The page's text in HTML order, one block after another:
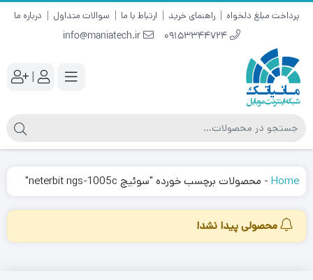
پرداخت مبلغ دلخواه راهنمای خرید ارتباط با ما سوالات متداول درباره ما
09153344724
info@maniatech.ir
|
Home
- محصولات برچسب خورده "سوئیچ neterbit ngs-1005c"
محصولی پیدا نشد!